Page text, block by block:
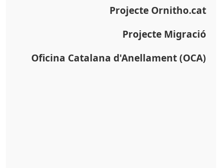
Projecte Ornitho.cat
Projecte Migració
Oficina Catalana d'Anellament (OCA)